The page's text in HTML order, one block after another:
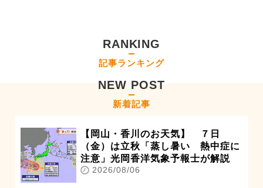
RANKING
記事ランキング
NEW POST
新着記事
【岡山・香川のお天気】 ７日
（金）は立秋「蒸し暑い 熱中症に
注意」光岡香洋気象予報士が解説
2026/08/06